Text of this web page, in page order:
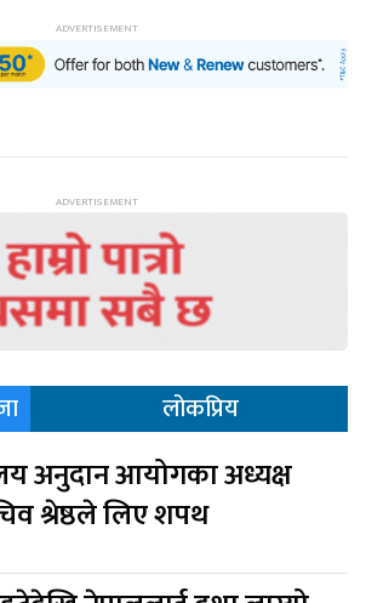
लोकप्रिय
अनुदान आयोगका अध्यक्ष
श्रेष्ठले लिए शपथ